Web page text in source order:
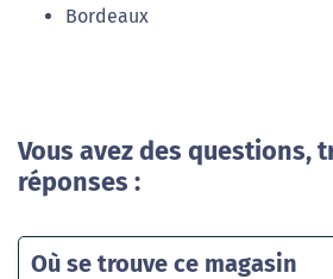
Bordeaux
Vous avez des questions,
réponses :
Où se trouve ce magasin